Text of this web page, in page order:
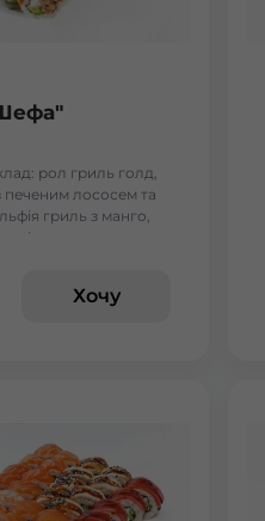
рол гриль голд,
печеним лососем та
гриль з манго,
зі смаженим тунцем
Хочу